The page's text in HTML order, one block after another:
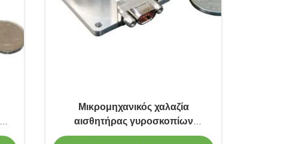
Μικρομηχανικός χαλαζία
αισθητήρας γυροσκοπίων
επιταχυμέτρων δονητών Coriolis